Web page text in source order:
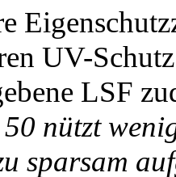
UV-
LSF
nützt
sparsam